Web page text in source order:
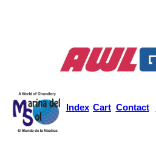
Index Cart Contact